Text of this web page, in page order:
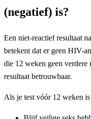
(negatief) is?
Een niet-reactief resultaat
betekent dat er geen HIV-
die 12 weken geen
resultaat betrouwbaar.
Als je test vóór 12 weken